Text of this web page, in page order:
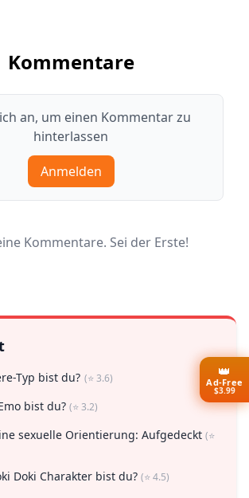
Kommentare
an, um einen Kommentar zu
hinterlassen
Anmelden
Kommentare. Sei der Erste!
Typ bist du? (⭐ 3.6)
bist du? (⭐ 3.2)
sexuelle Orientierung: Aufgedeckt (⭐
Doki Charakter bist du? (⭐ 4.5)
👑
Ad-Free
$3.99